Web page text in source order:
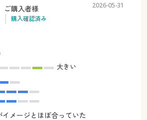
ご購入者様
購入確認済み
2026-05-31
大きい
メージとほぼ合っていた